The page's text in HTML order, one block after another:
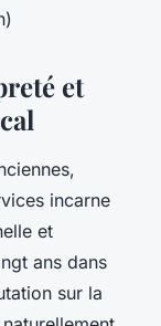
et
incarne
et
ans dans
sur la